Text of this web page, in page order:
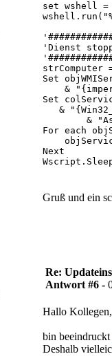
set wshell =
'Dienst
strComputer
Set
&
Set
&
&
For each
Next
For each
strComputer
Set
&
("Select
For each
Next
Gruß und ein
Re:
Antwort #6 -
Hallo Kollegen,
bin beeindruckt
Deshalb